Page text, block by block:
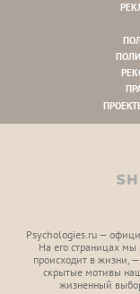
Psychologies.ru —
На его страницах мы
происходит в жизни,
скрытые мотивы
жизненный